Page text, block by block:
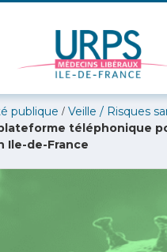
publique / Veille / Risques
téléphonique
Ile-de-France